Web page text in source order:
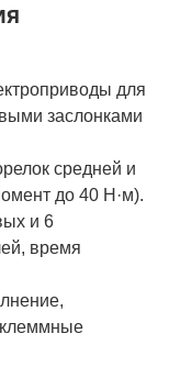
для
заслонками
средней и
до 40 Н·м).
и 6
время